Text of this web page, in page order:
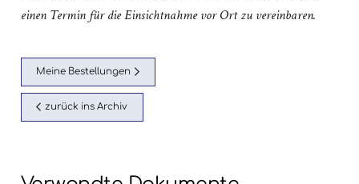
einen Termin für die Einsichtnahme vor Ort zu vereinbaren.
Meine Bestellungen
zurück ins Archiv